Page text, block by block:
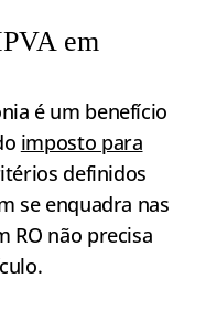
em
é um benefício
imposto para
definidos
se enquadra nas
RO não precisa